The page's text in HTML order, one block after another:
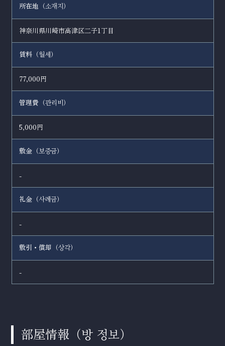
所在地（소재지 ）
神奈川県川崎市高津区二子1丁目
賃料（월세 ）
77,000円
管理費（관리비 ）
5,000円
敷金（보증금）
-
礼金（사례금）
-
敷引・償却（상각）
-
部屋情報（방 정보）